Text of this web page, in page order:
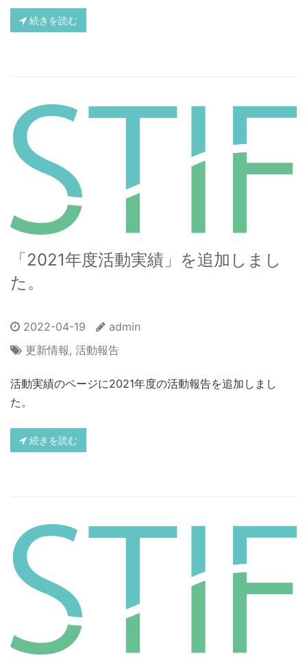
続きを読む
「2021年度活動実績」を追加しまし
た。
2022-04-19
admin
更新情報 , 活動報告
活動実績のページに2021年度の活動報告を追加しまし
た。
続きを読む